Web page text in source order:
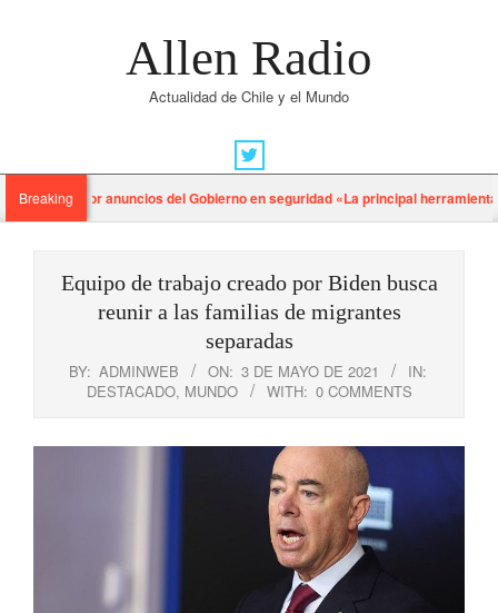
Allen Radio
Actualidad de Chile y el Mundo
Navigation
MenuBreaking
Flores por anuncios del Gobierno en seguridad «La principal herramienta
Equipo de trabajo creado por Biden busca
reunir a las familias de migrantes
separadas
BY: ADMINWEB ON: 3 DE MAYO DE 2021
IN:
DESTACADO, MUNDO WITH: 0 COMMENTS